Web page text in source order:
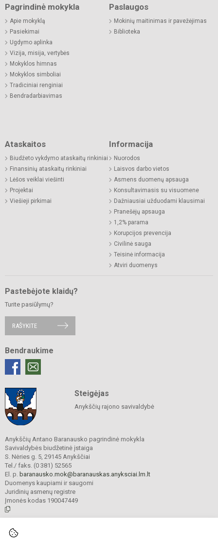
Pagrindinė mokykla
Apie mokyklą
Pasiekimai
Ugdymo aplinka
Vizija, misija, vertybės
Mokyklos himnas
Mokyklos simboliai
Tradiciniai renginiai
Bendradarbiavimas
Paslaugos
Mokinių maitinimas ir pavežėjimas
Biblioteka
Ataskaitos
Biudžeto vykdymo ataskaitų rinkiniai
Finansinių ataskaitų rinkiniai
Lėšos veiklai viešinti
Projektai
Viešieji pirkimai
Informacija
Nuorodos
Laisvos darbo vietos
Asmens duomenų apsauga
Konsultavimasis su visuomene
Dažniausiai užduodami klausimai
Pranešėjų apsauga
1,2% parama
Korupcijos prevencija
Civilinė sauga
Teisinė informacija
Atviri duomenys
Pastebėjote klaidų?
Turite pasiūlymų?
RAŠYKITE
Bendraukime
Steigėjas
Anykščių rajono savivaldybė
Anykščių Antano Baranausko pagrindinė mokykla
Savivaldybės biudžetinė įstaiga
S. Nėries g. 5, 29145 Anykščiai
Tel./ faks. (0 381) 52565
El. p. baranausko.mok@baranauskas.anyksciai.lm.lt
Duomenys kaupiami ir saugomi
Juridinių asmenų registre
Įmonės kodas 190047449